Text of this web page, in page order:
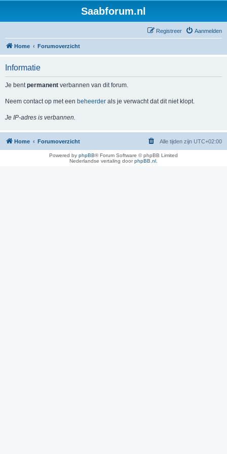
Saabforum.nl
Aanmelden
Registreer
Home Forumoverzicht
Informatie
Je bentpermanent verbannen van dit forum.
Neem contact op met een beheerder als je verwacht dat dit niet klopt.
Je IP-adres is verbannen.
Home Forumoverzicht Alle tijden zijn UTC+02:00
Powered by phpBB® Forum Software © phpBB Limited
Nederlandse vertaling doorphpBB.nl